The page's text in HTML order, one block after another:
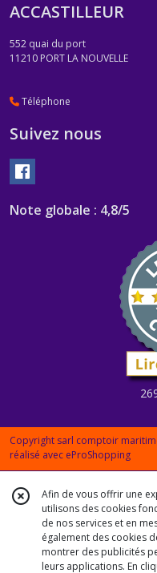
ACCASTILLEUR
552 quai du port
11210 PORT LA NOUVELLE
Téléphone
Suivez nous
Note globale : 4,8/5
Copyright sarl comptoir
réalisé avec eProShopping
Afin de vous offrir une
utilisons des cookies
de nos services et en
également des cookies
montrer des publicités
leurs applications. En